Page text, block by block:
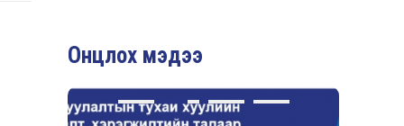
Онцлох мэдээ